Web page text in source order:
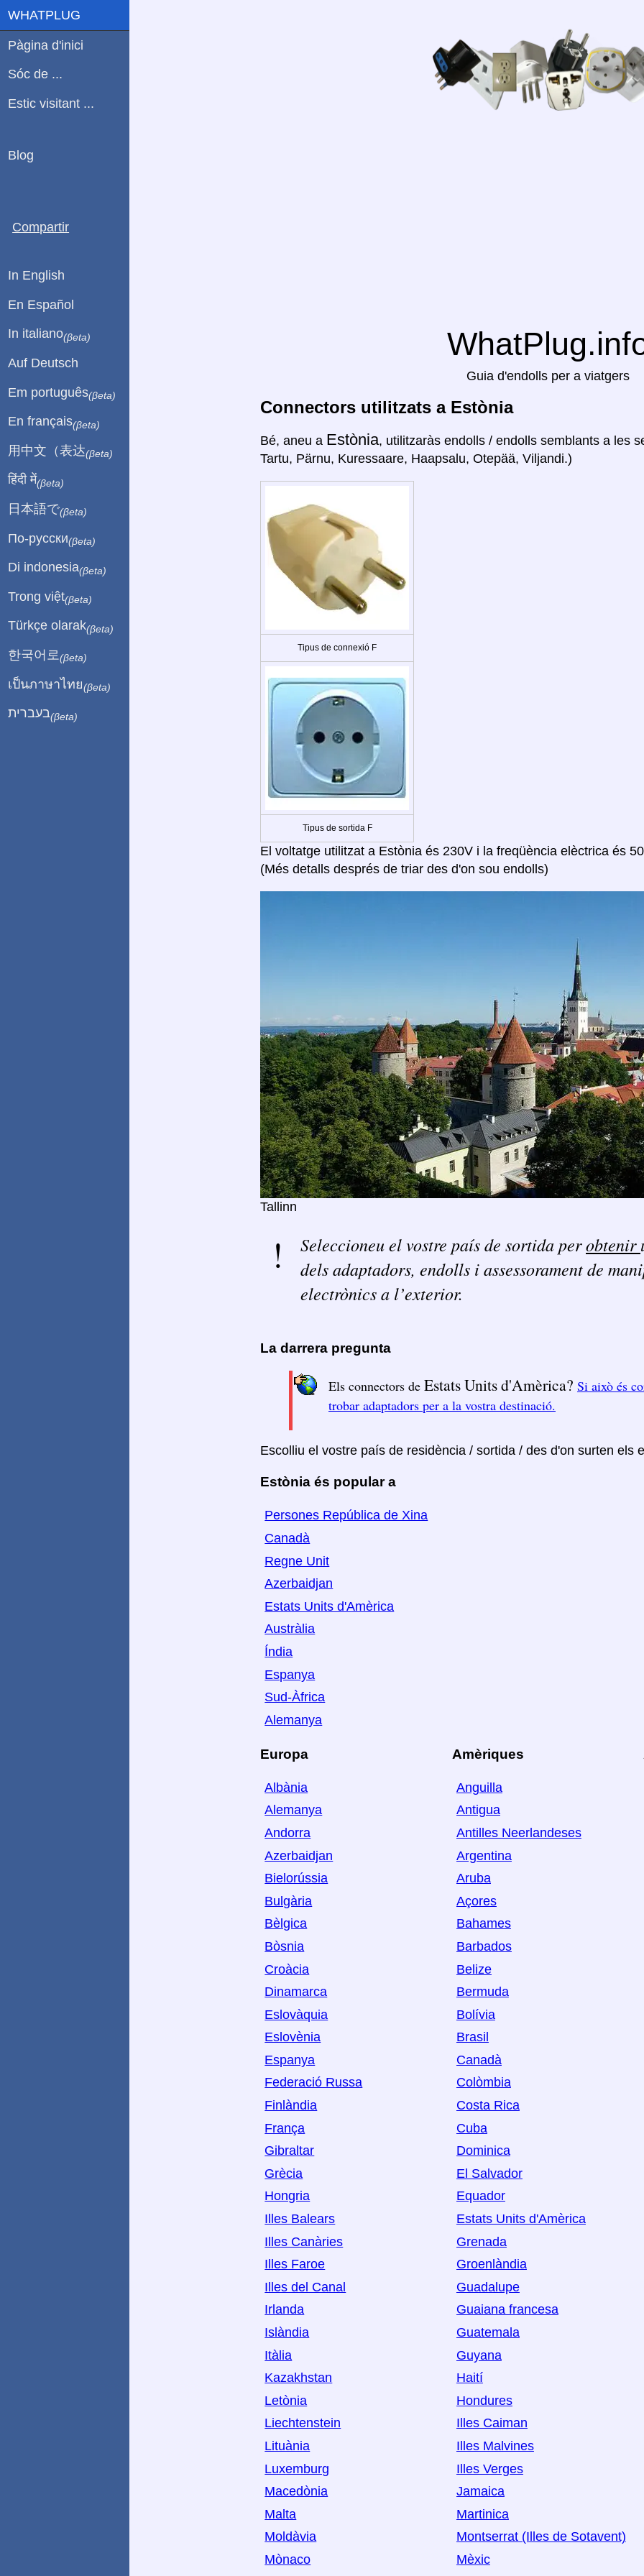
Guia d'endolls per a viatgers
Connectors utilitzats a Estònia
Bé, aneu a Estònia, utilitzaràs endolls / endolls semblants a les
Tartu, Pärnu, Kuressaare, Haapsalu, Otepää, Viljandi.)
Tipus de connexió F
Tipus de sortida F
El voltatge utilitzat a Estònia és 230V i la freqüència elèctrica és
(Més detalls després de triar des d'on sou endolls)
Tallinn
Seleccioneu el vostre país de sortida perobtenir
dels adaptadors, endolls i assessorament de
electrònics a l’exterior.
La darrera pregunta
Els connectors de Estats Units d'Amèrica? Si això és
trobar adaptadors per a la vostra destinació.
Escolliu el vostre país de residència / sortida / des d'on surten els
Estònia és popular a
Persones República de Xina
Canadà
Regne Unit
Azerbaidjan
Estats Units d'Amèrica
Austràlia
Índia
Espanya
Sud-Àfrica
Alemanya
Europa
Albània
Alemanya
Andorra
Azerbaidjan
Bielorússia
Bulgària
Bèlgica
Bòsnia
Croàcia
Dinamarca
Eslovàquia
Eslovènia
Espanya
Federació Russa
Finlàndia
França
Gibraltar
Grècia
Hongria
Illes Balears
Illes Canàries
Illes Faroe
Illes del Canal
Irlanda
Islàndia
Itàlia
Kazakhstan
Letònia
Liechtenstein
Lituània
Luxemburg
Macedònia
Malta
Moldàvia
Mònaco
Amèriques
Anguilla
Antigua
Antilles Neerlandeses
Argentina
Aruba
Açores
Bahames
Barbados
Belize
Bermuda
Bolívia
Brasil
Canadà
Colòmbia
Costa Rica
Cuba
Dominica
El Salvador
Equador
Estats Units d'Amèrica
Grenada
Groenlàndia
Guadalupe
Guaiana francesa
Guatemala
Guyana
Haití
Hondures
Illes Caiman
Illes Malvines
Illes Verges
Jamaica
Martinica
Montserrat (Illes de Sotavent)
Mèxic
WHATPLUG
Pàgina d'inici
Sóc de ...
Estic visitant ...
Blog
Compartir
In English
En Español
In italiano(βeta)
Auf Deutsch
Em português(βeta)
En français(βeta)
用中文（表达(βeta)
हिंदी में(βeta)
日本語で(βeta)
По-русски(βeta)
Di indonesia(βeta)
Trong việt(βeta)
Türkçe olarak(βeta)
한국어로 (βeta)
เป็นภาษาไทย(βeta)
בעברית(βeta)